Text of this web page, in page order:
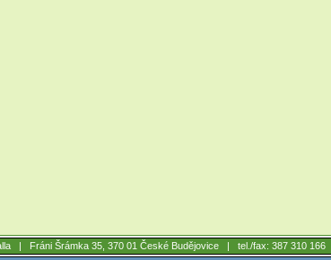
| Fráni Šrámka 35, 370 01 České Budějovice | tel./fax: 387 310